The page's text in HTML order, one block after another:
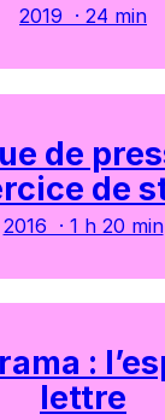
2019 · 24 min
de
de
2016 · 1 h 20 min
:
lettre